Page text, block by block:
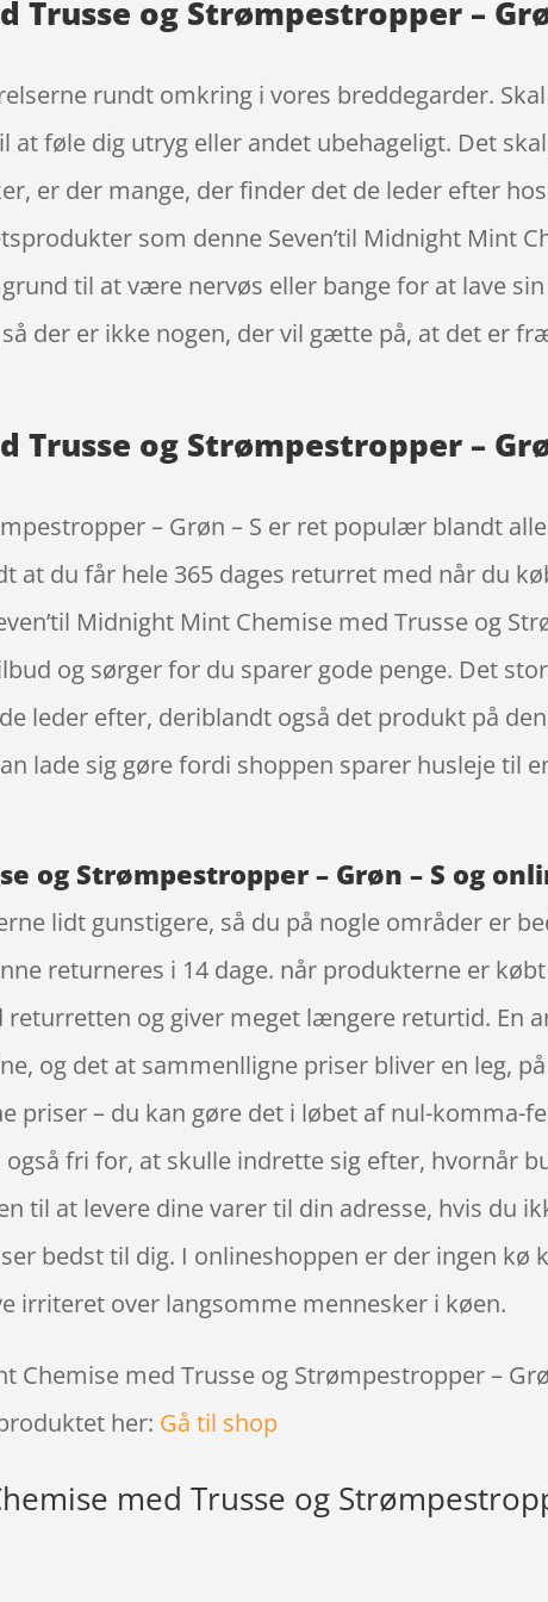
Trusse og Strømpestropper –
rundt omkring i vores breddegarder.
føle dig utryg eller andet ubehageligt. Det
er der mange, der finder det de leder efter hos
som denne Seven’til Midnight Mint
til at være nervøs eller bange for at lave
der er ikke nogen, der vil gætte på, at det er
og Strømpestropper –
– Grøn – S er ret populær blandt
at du får hele 365 dages returret med når du
Midnight Mint Chemise med Trusse og
og sørger for du sparer gode penge. Det
leder efter, deriblandt også det produkt på
lade sig gøre fordi shoppen sparer husleje til
og Strømpestropper – Grøn – S og
lidt gunstigere, så du på nogle områder er
returneres i 14 dage. når produkterne er
og giver meget længere returtid. En
og det at sammenlligne priser bliver en leg,
priser – du kan gøre det i løbet af nul-komma-
fri for, at skulle indrette sig efter, hvornår
til at levere dine varer til din adresse, hvis du
bedst til dig. I onlineshoppen er der ingen kø
irriteret over langsomme mennesker i køen.
Chemise med Trusse og Strømpestropper –
her: Gå til shop
med Trusse og